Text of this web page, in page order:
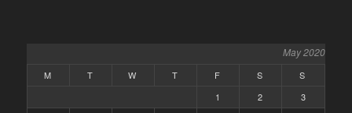
May 2020
M T W T F S
S
1
2
3